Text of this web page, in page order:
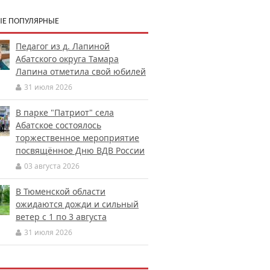
ПОПУЛЯРНЫЕ
Педагог из д. Лапиной
Абатского округа Тамара
Лапина отметила свой юбилей
31 июля 2026
В парке "Патриот" села
Абатское состоялось
торжественное мероприятие
посвящённое Дню ВДВ России
03 августа 2026
В Тюменской области
ожидаются дожди и сильный
ветер с 1 по 3 августа
31 июля 2026